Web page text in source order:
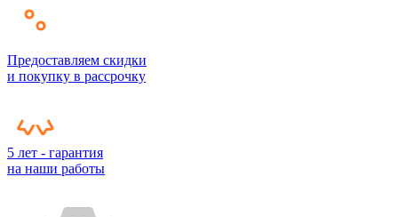
Предоставляем скидки
и покупку в рассрочку
5 лет - гарантия
на наши работы